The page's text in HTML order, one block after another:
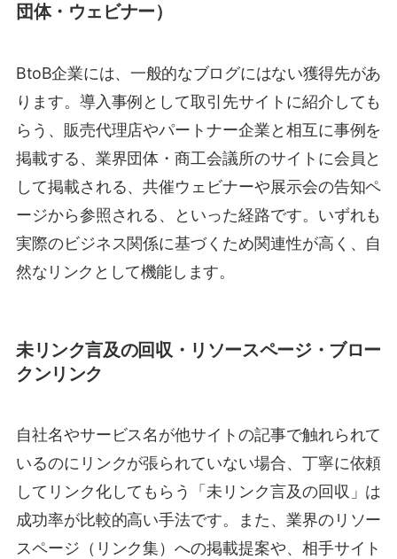
団体・ウェビナー）
BtoB企業には、一般的なブログにはない獲得先があ
ります。導入事例として取引先サイトに紹介しても
らう、販売代理店やパートナー企業と相互に事例を
掲載する、業界団体・商工会議所のサイトに会員と
して掲載される、共催ウェビナーや展示会の告知ペ
ージから参照される、といった経路です。いずれも
実際のビジネス関係に基づくため関連性が高く、自
然なリンクとして機能します。
未リンク言及の回収・リソースページ・ブロー
クンリンク
自社名やサービス名が他サイトの記事で触れられて
いるのにリンクが張られていない場合、丁寧に依頼
してリンク化してもらう「未リンク言及の回収」は
成功率が比較的高い手法です。また、業界のリソー
スページ（リンク集）への掲載提案や、相手サイト